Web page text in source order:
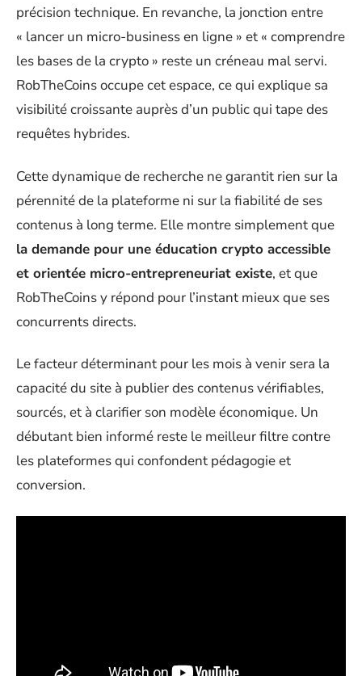
précision technique. En revanche, la jonction entre
« lancer un micro-business en ligne » et « comprendre
les bases de la crypto » reste un créneau mal servi.
RobTheCoins occupe cet espace, ce qui explique sa
visibilité croissante auprès d’un public qui tape des
requêtes hybrides.
Cette dynamique de recherche ne garantit rien sur la
pérennité de la plateforme ni sur la fiabilité de ses
contenus à long terme. Elle montre simplement que
la demande pour une éducation crypto accessible
et orientée micro-entrepreneuriat existe, et que
RobTheCoins y répond pour l’instant mieux que ses
concurrents directs.
Le facteur déterminant pour les mois à venir sera la
capacité du site à publier des contenus vérifiables,
sourcés, et à clarifier son modèle économique. Un
débutant bien informé reste le meilleur filtre contre
les plateformes qui confondent pédagogie et
conversion.